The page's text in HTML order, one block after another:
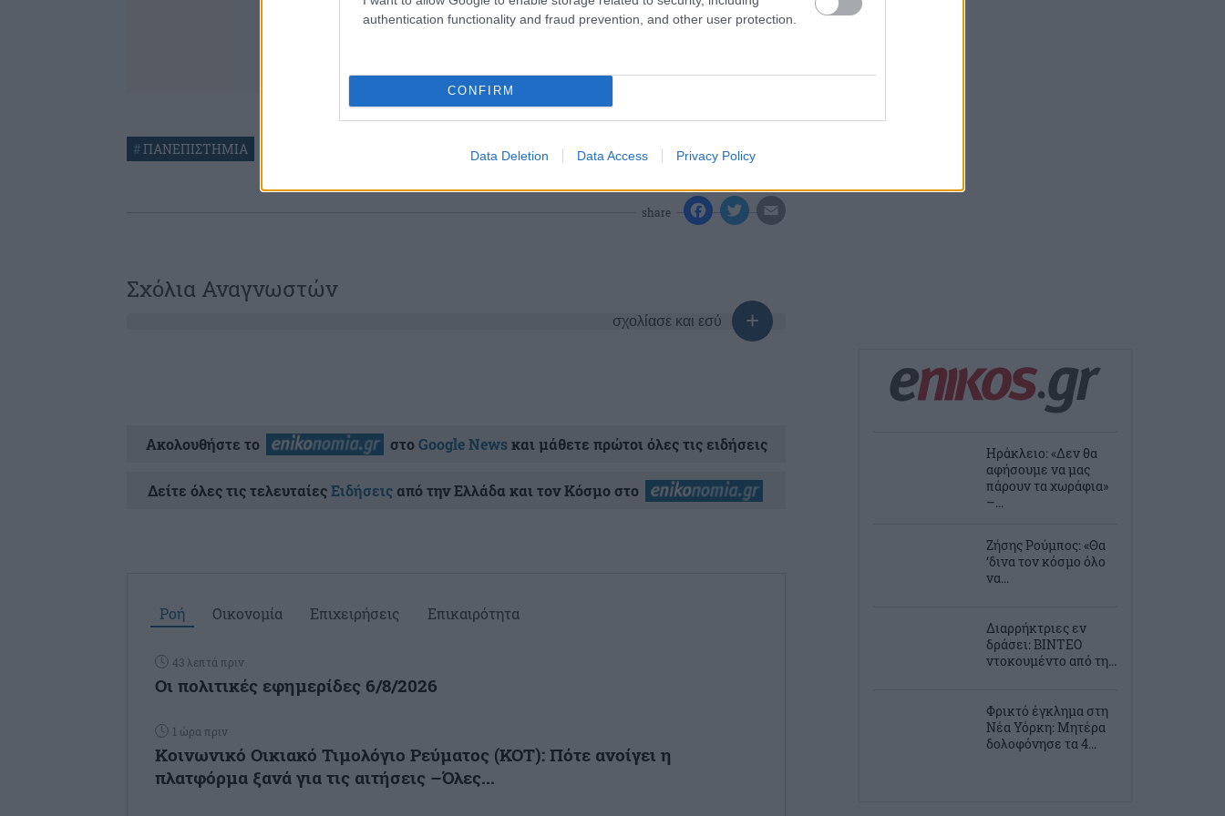
authentication functionality and fraud prevention, and other user protection.
CONFIRM
Data Deletion Data Access Privacy Policy
#ΠΑΝΕΠΙΣΤΗΜΙΑ
share
Σχόλια Αναγνωστών
σχολίασε και εσύ
Ακολουθήστε το στοGoogle Newsκαι μάθετε πρώτοι όλες τις ειδήσεις
Δείτε όλες τις τελευταίεςΕιδήσειςαπό την Ελλάδα και τον Κόσμο στο
Ροή Οικονομία Επιχειρήσεις Επικαιρότητα
43 λεπτά πριν
Οι πολιτικές εφημερίδες 6/8/2026
1 ώρα πριν
Κοινωνικό Οικιακό Τιμολόγιο Ρεύματος (ΚΟΤ): Πότε ανοίγει η
πλατφόρμα ξανά για τις αιτήσεις –Όλες...
Ηράκλειο: «Δεν θα
αφήσουμε να μας
πάρουν τα χωράφια»
–...
Ζήσης Ρούμπος: «Θα
‘δινα τον κόσμο όλο
να...
Διαρρήκτριες εν
δράσει: ΒΙΝΤΕΟ
ντοκουμέντο από τη...
Φρικτό έγκλημα στη
Νέα Υόρκη: Μητέρα
δολοφόνησε τα 4...